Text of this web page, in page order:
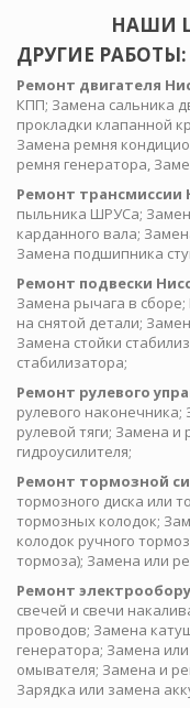
НАШИ
ДРУГИЕ РАБОТЫ:
Ремонт двигателя
КПП; Замена сальника
прокладки клапанной
Замена ремня
ремня генератора,
Ремонт трансмиссии
пыльника ШРУСа;
карданного вала;
Замена подшипника
Ремонт подвески
Замена рычага в
на снятой детали;
Замена стойки
стабилизатора;
Ремонт рулевого
рулевого
рулевой тяги; Замена
гидроусилителя;
Ремонт тормозной
тормозного диска или
тормозных колодок;
колодок ручного
тормоза); Замена или
Ремонт
свечей и свечи
проводов; Замена
генератора; Замена
омывателя; Замена и
Зарядка или замена